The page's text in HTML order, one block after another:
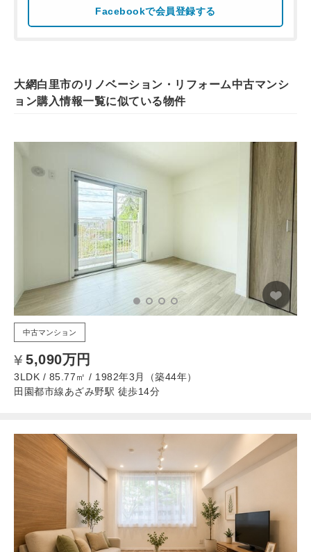
Facebookで会員登録する
大網白里市のリノベーション・リフォーム中古マンシ
ョン購入情報一覧に似ている物件
中古マンション
5,090万円
3LDK / 85.77㎡ / 1982年3月（築44年）
田園都市線あざみ野駅 徒歩14分